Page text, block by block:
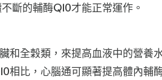
斷的輔酶Q10才能正常運作。
和全穀類，來提高血液中的營
相比，心腦通可顯著提高體內輔